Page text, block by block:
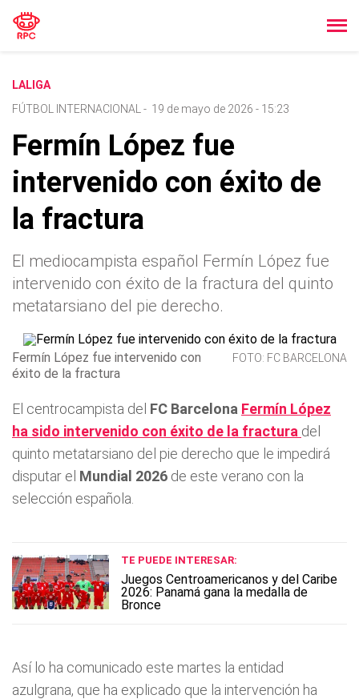
LALIGA
FÚTBOL INTERNACIONAL
- 19 de mayo de 2026 - 15:23
Fermín López fue
intervenido con éxito de
la fractura
El mediocampista español Fermín López fue
intervenido con éxito de la fractura del quinto
metatarsiano del pie derecho.
Fermín López fue intervenido con
éxito de la fractura
FOTO: FC BARCELONA
El centrocampista del FC Barcelona Fermín López
ha sido intervenido con éxito de la fractura del
quinto metatarsiano del pie derecho que le impedirá
disputar el Mundial 2026 de este verano con la
selección española.
TE PUEDE INTERESAR:
Juegos Centroamericanos y del Caribe
2026: Panamá gana la medalla de
Bronce
Así lo ha comunicado este martes la entidad
azulgrana, que ha explicado que la intervención ha